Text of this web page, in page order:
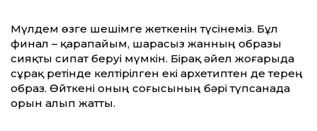
Мүлдем өзге шешімге жеткенін түсінеміз. Бұл
финал – қарапайым, шарасыз жанның образы
сияқты сипат беруі мүмкін. Бірақ әйел жоғарыда
сұрақ ретінде келтірілген екі архетиптен де терең
образ. Өйткені оның соғысының бәрі түпсанада
орын алып жатты.